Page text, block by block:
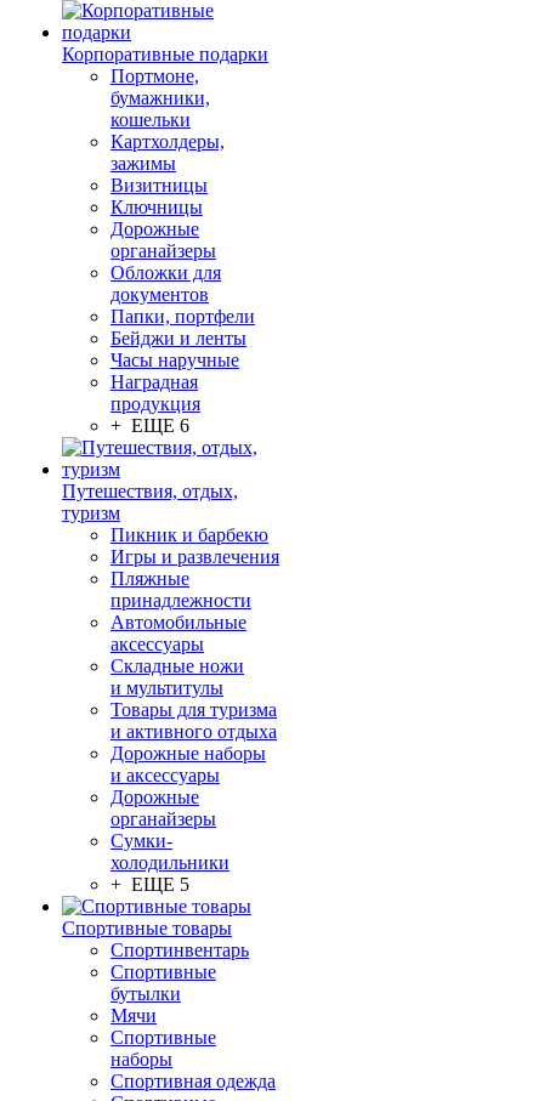
Корпоративные подарки
Портмоне,
бумажники,
кошельки
Картхолдеры,
зажимы
Визитницы
Ключницы
Дорожные
органайзеры
Обложки для
документов
Папки, портфели
Бейджи и ленты
Часы наручные
Наградная
продукция
+ ЕЩЕ 6
Путешествия, отдых,
туризм
Пикник и барбекю
Игры и развлечения
Пляжные
принадлежности
Автомобильные
аксессуары
Складные ножи
и мультитулы
Товары для туризма
и активного отдыха
Дорожные наборы
и аксессуары
Дорожные
органайзеры
Сумки-
холодильники
+ ЕЩЕ 5
Спортивные товары
Спортинвентарь
Спортивные
бутылки
Мячи
Спортивные
наборы
Спортивная одежда